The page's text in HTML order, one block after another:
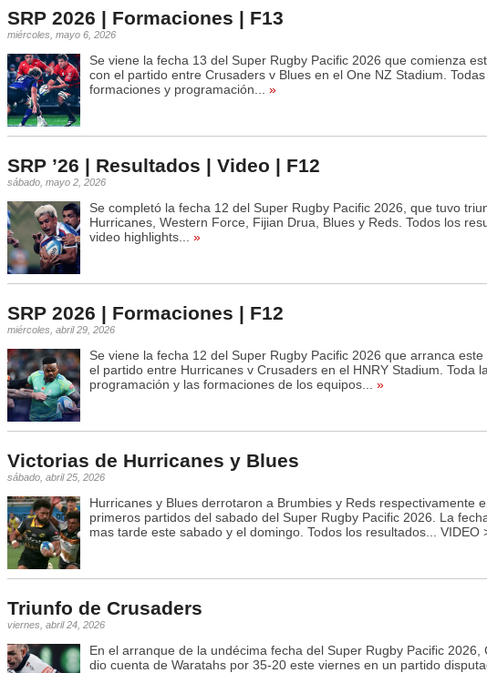
SRP 2026 | Formaciones | F13
miércoles, mayo 6, 2026
Se viene la fecha 13 del Super Rugby Pacific 2026 que comienza
con el partido entre Crusaders v Blues en el One NZ Stadium.
formaciones y programación...
»
SRP ’26 | Resultados | Video | F12
sábado, mayo 2, 2026
Se completó la fecha 12 del Super Rugby Pacific 2026, que tuvo
Hurricanes, Western Force, Fijian Drua, Blues y Reds. Todos los
video highlights...
»
SRP 2026 | Formaciones | F12
miércoles, abril 29, 2026
Se viene la fecha 12 del Super Rugby Pacific 2026 que arranca este
el partido entre Hurricanes v Crusaders en el HNRY Stadium. Toda la
programación y las formaciones de los equipos...
»
Victorias de Hurricanes y Blues
sábado, abril 25, 2026
Hurricanes y Blues derrotaron a Brumbies y Reds respectivamente
primeros partidos del sabado del Super Rugby Pacific 2026. La
mas tarde este sabado y el domingo. Todos los resultados... VIDEO
Triunfo de Crusaders
viernes, abril 24, 2026
En el arranque de la undécima fecha del Super Rugby Pacific 2026,
dio cuenta de Waratahs por 35-20 este viernes en un partido